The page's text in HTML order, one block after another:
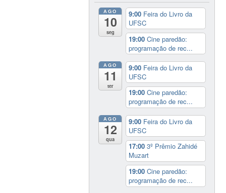
AGO
10
seg
9:00 Feira do Livro da
UFSC
19:00Cine paredão:
programação de rec...
AGO
11
ter
9:00 Feira do Livro da
UFSC
19:00Cine paredão:
programação de rec...
AGO
12
qua
9:00 Feira do Livro da
UFSC
17:003º Prêmio Zahidé
Muzart
19:00Cine paredão:
programação de rec...